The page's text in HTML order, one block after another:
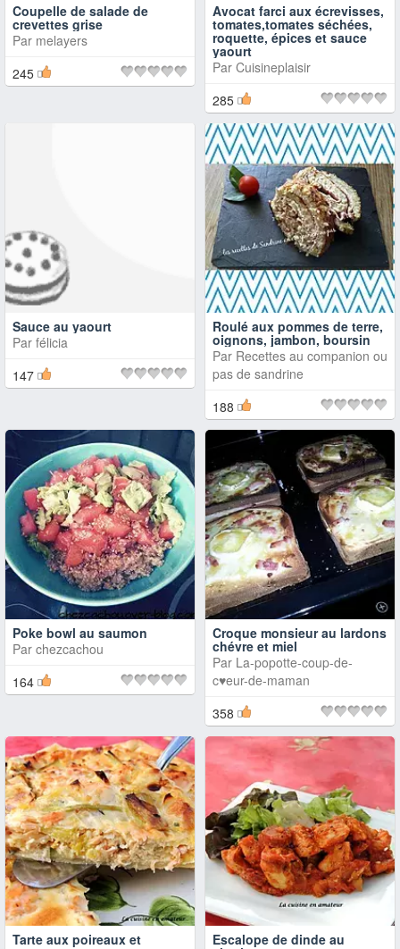
Coupelle de salade de
crevettes grise
Par melayers
245
Avocat farci aux écrevisses,
tomates,tomates séchées,
roquette, épices et sauce
yaourt
Par Cuisineplaisir
285
Sauce au yaourt
Par félicia
147
Roulé aux pommes de terre,
oignons, jambon, boursin
Par Recettes au companion ou
pas de sandrine
188
Poke bowl au saumon
Par chezcachou
164
Croque monsieur au lardons
chévre et miel
Par La-popotte-coup-de-
c♥eur-de-maman
358
Tarte aux poireaux et Escalope de dinde au